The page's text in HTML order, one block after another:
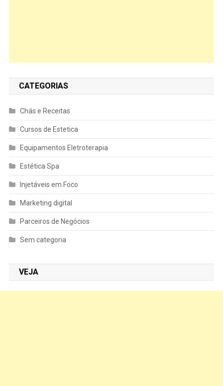
CATEGORIAS
Chás e Receitas
Cursos de Estetica
Equipamentos Eletroterapia
Estética Spa
Injetáveis em Foco
Marketing digital
Parceiros de Negócios
Sem categoria
VEJA